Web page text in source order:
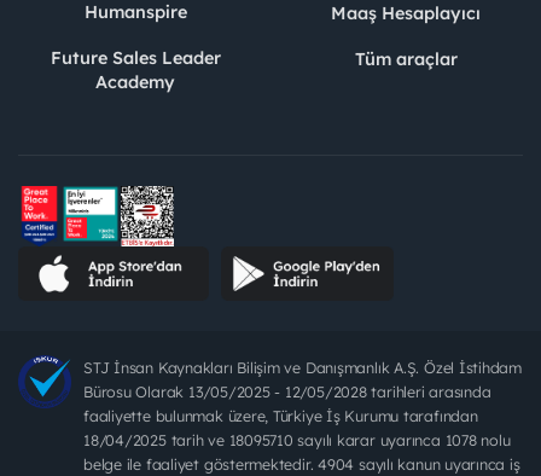
Humanspire
Future Sales Leader
Academy
Maaş Hesaplayıcı
Tüm araçlar
STJ İnsan Kaynakları Bilişim ve Danışmanlık A.Ş. Özel İstihdam
Bürosu Olarak 13/05/2025 - 12/05/2028 tarihleri arasında
faaliyette bulunmak üzere, Türkiye İş Kurumu tarafından
18/04/2025 tarih ve 18095710 sayılı karar uyarınca 1078 nolu
belge ile faaliyet göstermektedir. 4904 sayılı kanun uyarınca iş